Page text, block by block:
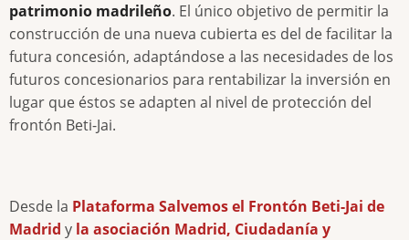
patrimonio madrileño. El único objetivo de permitir la
construcción de una nueva cubierta es del de facilitar la
futura concesión, adaptándose a las necesidades de los
futuros concesionarios para rentabilizar la inversión en
lugar que éstos se adapten al nivel de protección del
frontón Beti-Jai.
Desde la Plataforma Salvemos el Frontón Beti-Jai de
Madrid y la asociación Madrid, Ciudadanía y